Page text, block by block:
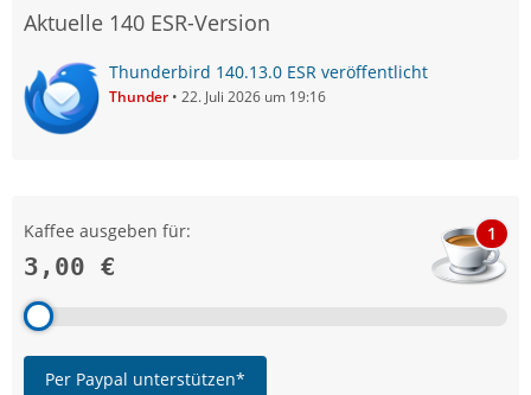
Aktuelle 140 ESR-Version
Thunderbird 140.13.0 ESR veröffentlicht
Thunder 22. Juli 2026 um 19:16
Kaffee ausgeben für:
3,00 €
1
Per Paypal unterstützen*